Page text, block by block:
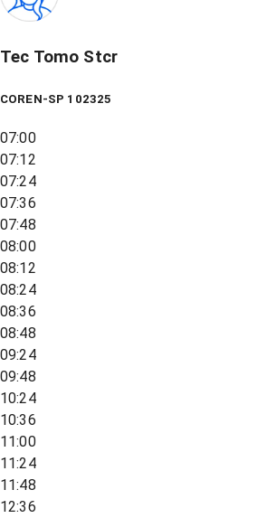
Tec Tomo Stcr
COREN-SP 102325
07:00
07:12
07:24
07:36
07:48
08:00
08:12
08:24
08:36
08:48
09:24
09:48
10:24
10:36
11:00
11:24
11:48
12:36